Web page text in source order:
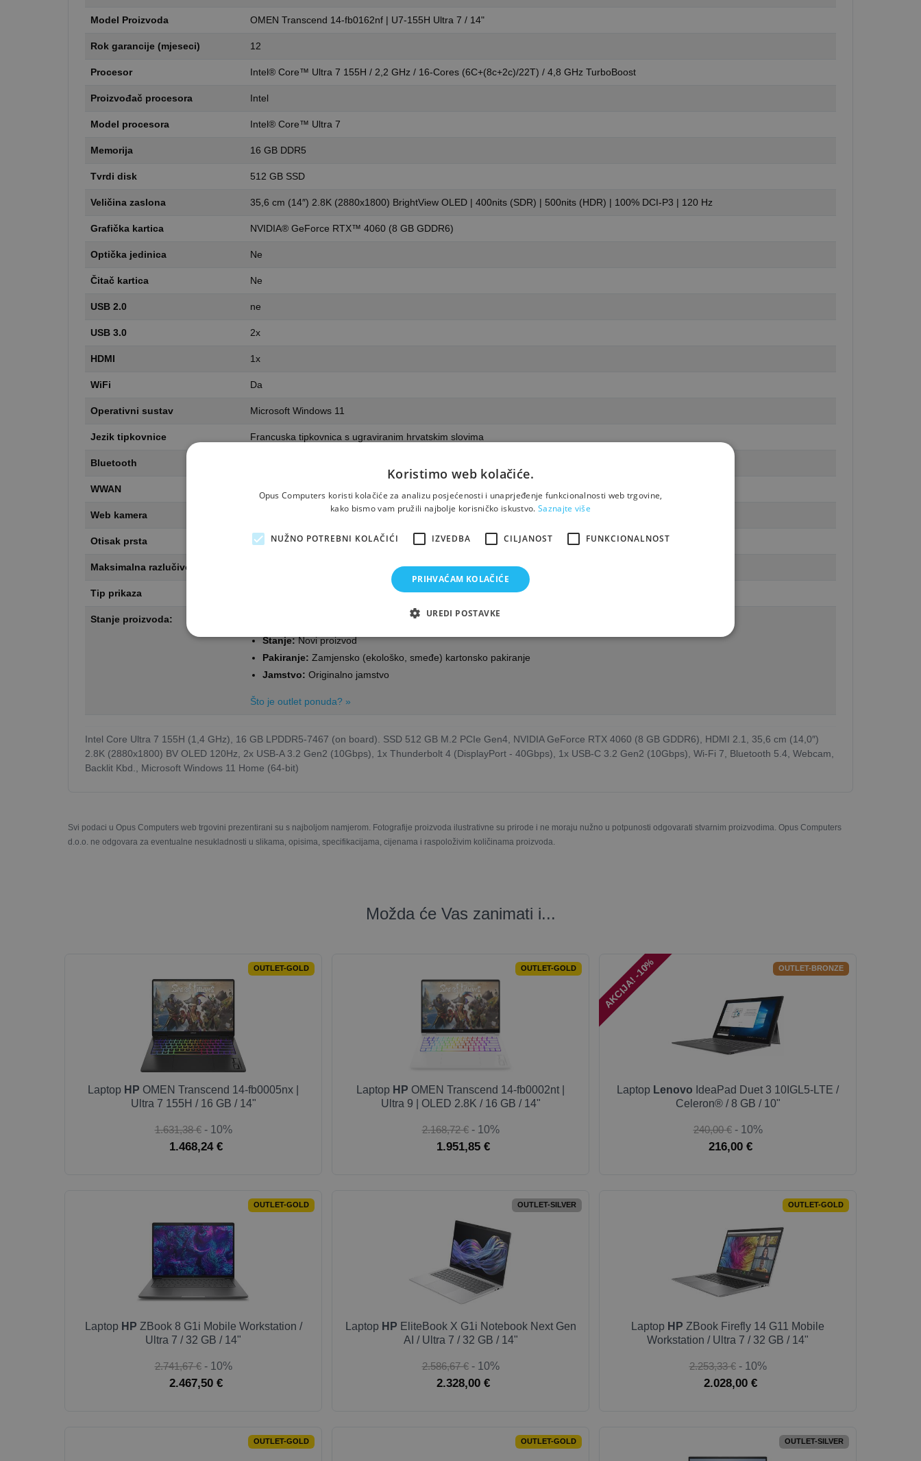
Model Proizvoda OMEN Transcend 14-fb0162nf | U7-155H Ultra 7 / 14"
Rok garancije (mjeseci) 12
Procesor Intel® Core™ Ultra 7 155H / 2,2 GHz / 16-Cores (6C+(8c+2c)/22T) / 4,8 GHz TurboBoost
Proizvođač procesora Intel
Model procesora Intel® Core™ Ultra 7
Memorija 16 GB DDR5
Tvrdi disk 512 GB SSD
Veličina zaslona 35,6 cm (14″) 2.8K (2880x1800) BrightView OLED | 400nits (SDR) | 500nits (HDR) | 100% DCI-P3 | 120 Hz
Grafička kartica NVIDIA® GeForce RTX™ 4060 (8 GB GDDR6)
Optička jedinica Ne
Čitač kartica Ne
USB 2.0 ne
USB 3.0 2x
HDMI 1x
WiFi Da
Operativni sustav Microsoft Windows 11
Jezik tipkovnice Francuska tipkovnica s ugraviranim hrvatskim slovima
Bluetooth
WWAN
Web kamera
Otisak prsta Ne
Maksimalna razlučivost zaslona
Tip prikaza
Stanje proizvoda:
Outlet GOLD - novo bez originalnog pakiranja
Stanje:Novi proizvod
Pakiranje: Zamjensko (ekološko, smeđe) kartonsko pakiranje
Jamstvo: Originalno jamstvo
Što je outlet ponuda? »
Intel Core Ultra 7 155H (1,4 GHz), 16 GB LPDDR5-7467 (on board). SSD 512 GB M.2 PCIe Gen4, NVIDIA GeForce RTX 4060 (8 GB GDDR6), HDMI 2.1, 35,6 cm (14,0″)
2.8K (2880x1800) BV OLED 120Hz, 2x USB-A 3.2 Gen2 (10Gbps), 1x Thunderbolt 4 (DisplayPort - 40Gbps), 1x USB-C 3.2 Gen2 (10Gbps), Wi-Fi 7, Bluetooth 5.4, Webcam,
Backlit Kbd., Microsoft Windows 11 Home (64-bit)
Svi podaci u Opus Computers web trgovini prezentirani su s najboljom namjerom. Fotografije proizvoda ilustrativne su prirode i ne moraju nužno u potpunosti odgovarati stvarnim proizvodima. Opus Computers
d.o.o. ne odgovara za eventualne nesukladnosti u slikama, opisima, specifikacijama, cijenama i raspoloživim količinama proizvoda.
Možda će Vas zanimati i...
OUTLET-GOLD
Laptop HP OMEN Transcend 14-fb0005nx |
Ultra 7 155H / 16 GB / 14"
1.631,38 € - 10%
1.468,24 €
OUTLET-GOLD
Laptop HP OMEN Transcend 14-fb0002nt |
Ultra 9 | OLED 2.8K / 16 GB / 14"
2.168,72 € - 10%
1.951,85 €
AKCIJA! -10% OUTLET-BRONZE
Laptop Lenovo IdeaPad Duet 3 10IGL5-LTE /
Celeron® / 8 GB / 10"
240,00 € - 10%
216,00 €
OUTLET-GOLD
Laptop HP ZBook 8 G1i Mobile Workstation /
Ultra 7 / 32 GB / 14"
2.741,67 € - 10%
2.467,50 €
OUTLET-SILVER
Laptop HP EliteBook X G1i Notebook Next Gen
AI / Ultra 7 / 32 GB / 14"
2.586,67 € - 10%
2.328,00 €
OUTLET-GOLD
Laptop HP ZBook Firefly 14 G11 Mobile
Workstation / Ultra 7 / 32 GB / 14"
2.253,33 € - 10%
2.028,00 €
OUTLET-GOLD OUTLET-GOLD OUTLET-SILVER
Koristimo web kolačiće.
Opus Computers koristi kolačiće za analizu posjećenosti i unaprjeđenje funkcionalnosti web trgovine,
kako bismo vam pružili najbolje korisničko iskustvo. Saznajte više
NUŽNO POTREBNI KOLAČIĆI IZVEDBA CILJANOST FUNKCIONALNOST
PRIHVAĆAM KOLAČIĆE
UREDI POSTAVKE